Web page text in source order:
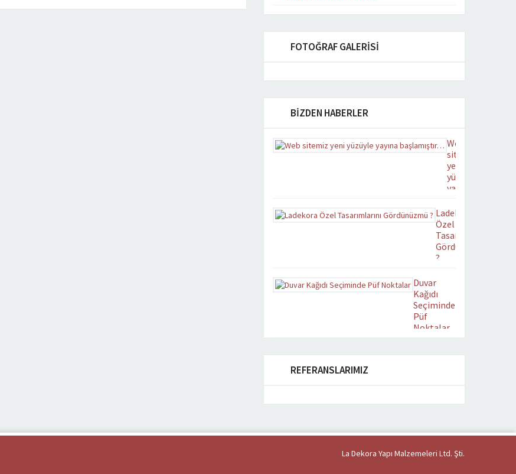
FOTOĞRAF GALERİSİ
BİZDEN HABERLER
Web
sitemiz
yeni
yüzüyle
yayına
Yenilenen
tasarımıyla
ladekora.com yayın
hayatına
Ladekora
Özel
Tasarımlarını
Gördünüzmü
?
tasarımlarımızdan
uygun
beğenerek
Ferahlatıcı
Duvar
Kağıdı
Seçiminde
Püf
Noktalar
duvar
verdiğimizde,
genelde
soracağımız
REFERANSLARIMIZ
La Dekora Yapı Malzemeleri Ltd. Şti.